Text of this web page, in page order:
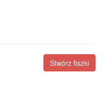
Stwórz fiszki